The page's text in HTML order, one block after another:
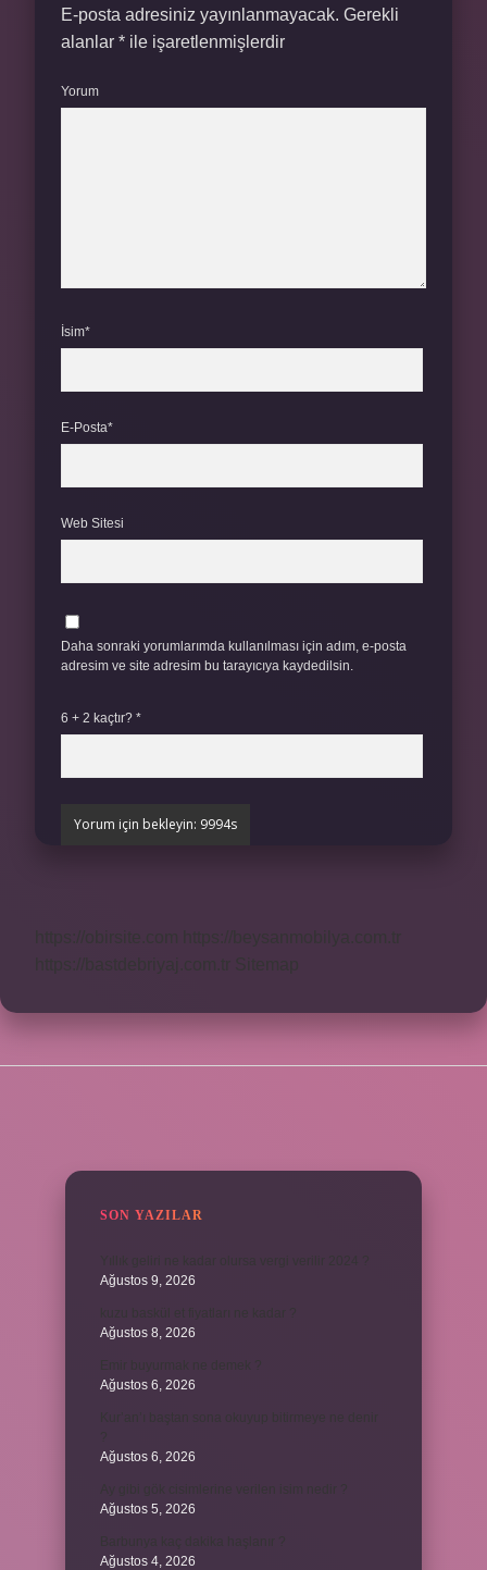
E-posta adresiniz yayınlanmayacak. Gerekli
alanlar * ile işaretlenmişlerdir
Yorum
İsim*
E-Posta*
Web Sitesi
Daha sonraki yorumlarımda kullanılması için adım, e-posta
adresim ve site adresim bu tarayıcıya kaydedilsin.
6 + 2 kaçtır? *
SON YAZILAR
Ağustos 9, 2026
Ağustos 8, 2026
Ağustos 6, 2026
Ağustos 6, 2026
Ağustos 5, 2026
Ağustos 4, 2026